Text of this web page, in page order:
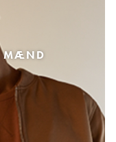
MÆND